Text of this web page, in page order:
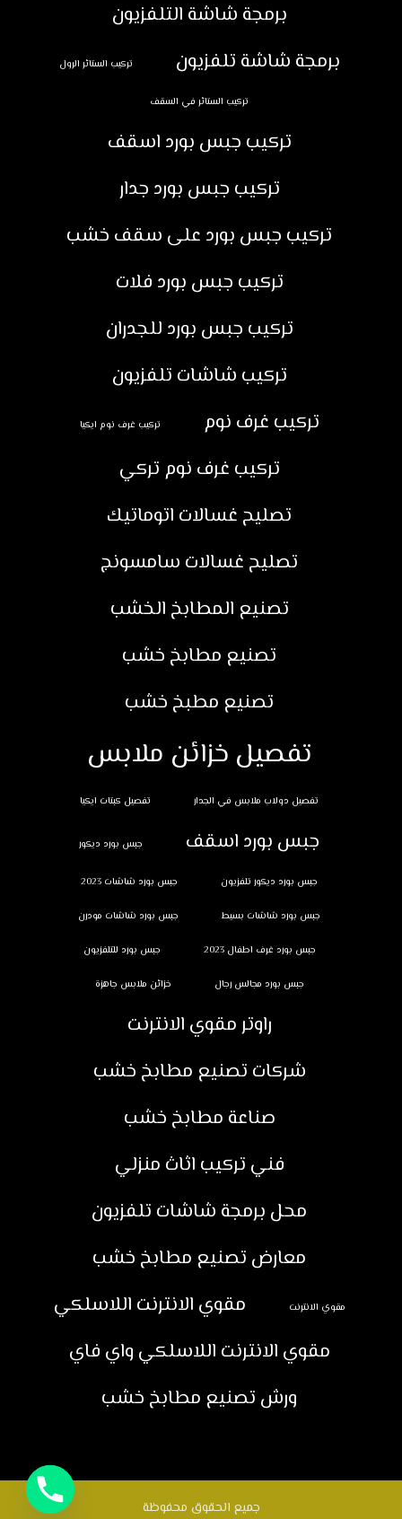
برمجة شاشة التلفزيون
برمجة شاشة تلفزيون
تركيب الستائر الرول
تركيب الستائر في السقف
تركيب جبس بورد اسقف
تركيب جبس بورد جدار
تركيب جبس بورد على سقف خشب
تركيب جبس بورد فلات
تركيب جبس بورد للجدران
تركيب شاشات تلفزيون
تركيب غرف نوم
تركيب غرف نوم ايكيا
تركيب غرف نوم تركي
تصليح غسالات اتوماتيك
تصليح غسالات سامسونج
تصنيع المطابخ الخشب
تصنيع مطابخ خشب
تصنيع مطبخ خشب
تفصيل خزائن ملابس
تفصيل دولاب ملابس في الجدار تفصيل كبتات ايكيا
جبس بورد اسقف جبس بورد ديكور
جبس بورد ديكور تلفزيون جبس بورد شاشات 2023
جبس بورد شاشات بسيط جبس بورد شاشات مودرن
جبس بورد غرف اطفال 2023 جبس بورد للتلفزيون
جبس بورد مجالس رجال خزائن ملابس جاهزة
راوتر مقوي الانترنت
شركات تصنيع مطابخ خشب
صناعة مطابخ خشب
فني تركيب اثاث منزلي
محل برمجة شاشات تلفزيون
معارض تصنيع مطابخ خشب
مقوي الانترنت
مقوي الانترنت اللاسلكي
مقوي الانترنت اللاسلكي واي فاي
ورش تصنيع مطابخ خشب
جميع الحقوق محفوظة